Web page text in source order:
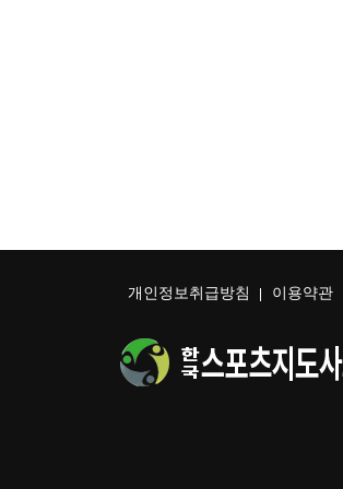
개인정보취급방침 이용약관